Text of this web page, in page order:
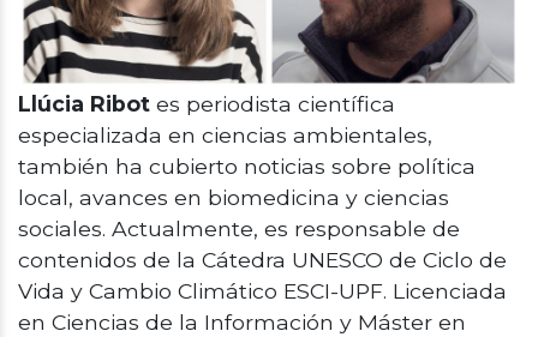
Llúcia Ribot es periodista científica
especializada en ciencias ambientales,
también ha cubierto noticias sobre política
local, avances en biomedicina y ciencias
sociales. Actualmente, es responsable de
contenidos de la Cátedra UNESCO de Ciclo de
Vida y Cambio Climático ESCI-UPF. Licenciada
en Ciencias de la Información y Máster en